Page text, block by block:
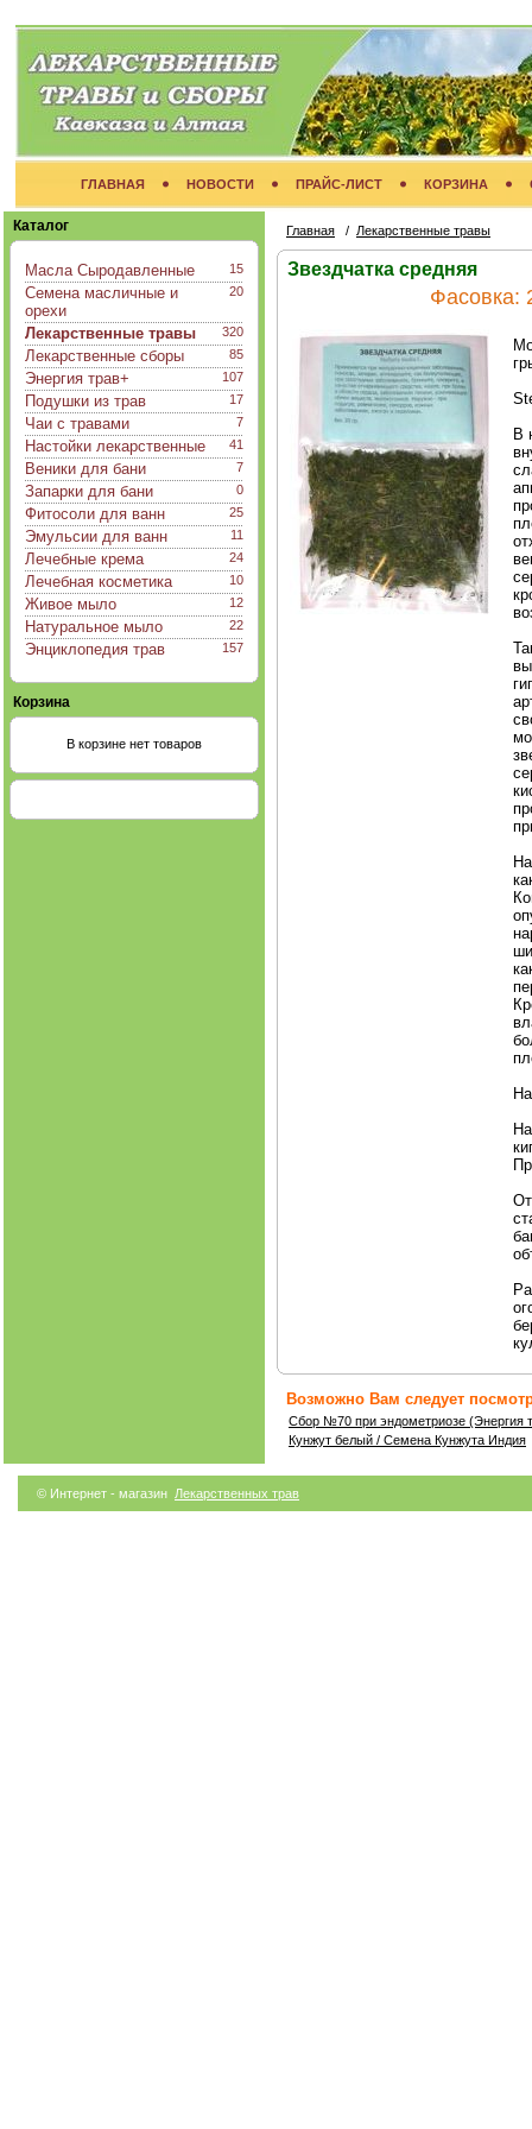
ГЛАВНАЯ НОВОСТИ ПРАЙС-ЛИСТ КОРЗИНА
Каталог
15
Масла Сыродавленные
20
Семена масличные и
орехи
320
Лекарственные травы
85
Лекарственные сборы
107
Энергия трав+
17
Подушки из трав
7
Чаи с травами
41
Настойки лекарственные
7
Веники для бани
0
Запарки для бани
25
Фитосоли для ванн
11
Эмульсии для ванн
24
Лечебные крема
10
Лечебная косметика
12
Живое мыло
22
Натуральное мыло
157
Энциклопедия трав
Корзина
В корзине нет товаров
Главная / Лекарственные травы
Звездчатка средняя
Фасовка:
В
Возможно Вам следует
Сбор №70 при эндометриозе (Энергия
Кунжут белый / Семена Кунжута Индия
© Интернет - магазин Лекарственных трав